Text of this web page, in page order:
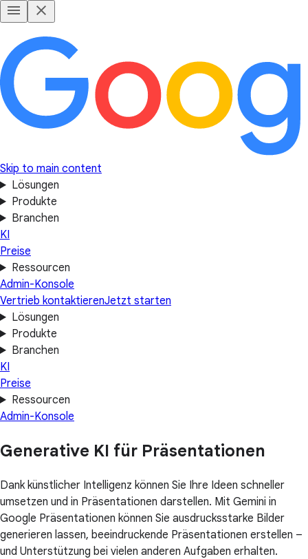
Skip to main content
Lösungen
Produkte
Branchen
KI
Preise
Ressourcen
Admin-Konsole
Vertrieb kontaktierenJetzt starten
Lösungen
Produkte
Branchen
KI
Preise
Ressourcen
Admin-Konsole
Generative KI für Präsentationen
Dank künstlicher Intelligenz können Sie Ihre Ideen schneller
umsetzen und in Präsentationen darstellen. Mit Gemini in
Google Präsentationen können Sie ausdrucksstarke Bilder
generieren lassen, beeindruckende Präsentationen erstellen –
und Unterstützung bei vielen anderen Aufgaben erhalten.